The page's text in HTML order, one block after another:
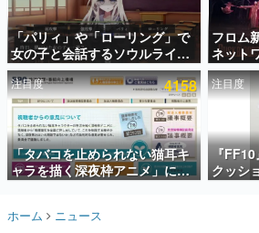
アプリセール情報
インタビュー
連載・特集一覧
殿堂入り記事
SNS拡散数が数千以上！ ペー
ど。多くの人々に読まれた、電
事をまとめました。
名作ゲームクリエイターの方々
「パリィ」や「ローリング」で
女の子と会話するソウルライク
恋愛ゲーム『小早川さんはソウ
ルライク』無料公開。返事に失
敗すると「YOU DIED」
フロム
ネット
が8月7
トのマ
テスト
注目度 4158
「タバコを止められない猫耳キ
ャラを描く深夜枠アニメ」に視
聴者の一部から批判意見。違法
て、BPOが議論を交わす
注目度
『
クッシ
「
ホーム ニュース